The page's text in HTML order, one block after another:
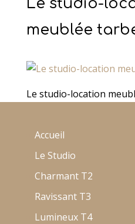
Le studio-
meublée
Le studio-location
Accueil
Le Studio
Charmant T2
Ravissant T3
Lumineux T4